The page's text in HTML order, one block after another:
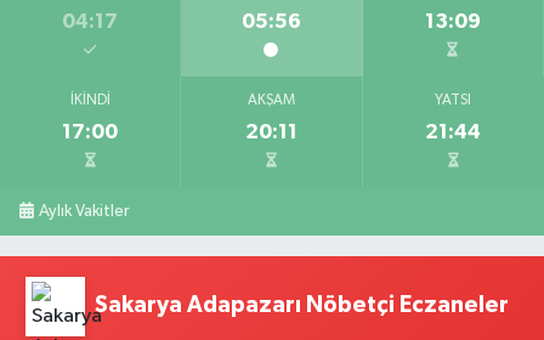
04:17 05:56 13:09
İKINDI
17:00
AKŞAM
20:11
YATSI
21:44
Aylık Vakitler
Sakarya Adapazarı Nöbetçi Eczaneler